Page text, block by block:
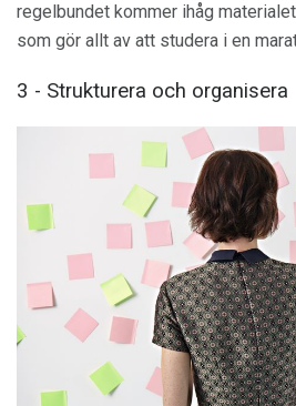
regelbundet kommer ihåg
som gör allt av att studera i en
3 - Strukturera och organisera